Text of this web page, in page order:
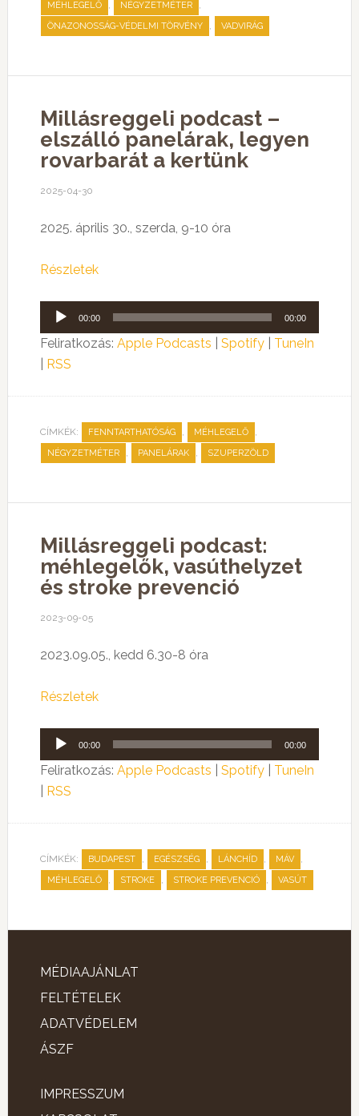
MÉHLEGELŐ , NÉGYZETMÉTER ,
ÖNAZONOSSÁG-VÉDELMI TÖRVÉNY , VADVIRÁG
Millásreggeli podcast –
elszálló panelárak, legyen
rovarbarát a kertünk
2025-04-30
2025. április 30., szerda, 9-10 óra
Részletek
Audió
lejátszó
00:00 00:00
Feliratkozás: Apple Podcasts Spotify| TuneIn
RSS
CÍMKÉK: FENNTARTHATÓSÁG , MÉHLEGELŐ ,
NÉGYZETMÉTER , PANELÁRAK , SZUPERZÖLD
Millásreggeli podcast:
méhlegelők, vasúthelyzet
és stroke prevenció
2023-09-05
2023.09.05., kedd 6.30-8 óra
Részletek
Audió
lejátszó
00:00 00:00
Feliratkozás: Apple Podcasts Spotify| TuneIn
RSS
CÍMKÉK: BUDAPEST , EGÉSZSÉG , LÁNCHÍD , MÁV ,
MÉHLEGELŐ , STROKE , STROKE PREVENCIÓ , VASÚT
MÉDIAAJÁNLAT
FELTÉTELEK
ADATVÉDELEM
ÁSZF
IMPRESSZUM